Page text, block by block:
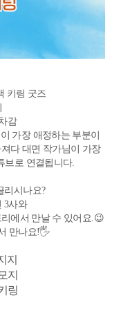
키링 굿즈
감
가장 애정하는 부분이
다 대면 작가님이 가장
브로 연결됩니다.
리시나요?
3사와
에서 만날 수 있어요.😉
만나요!🖐️
지
지
링